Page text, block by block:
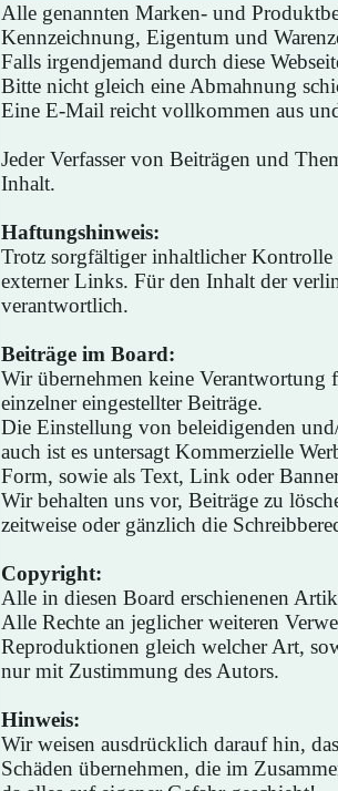
Alle genannten Marken- und
Kennzeichnung, Eigentum und
Falls irgendjemand durch diese
Bitte nicht gleich eine Abmahnung
Eine E-Mail reicht vollkommen aus
Jeder Verfasser von Beiträgen und
Inhalt.
Haftungshinweis:
Trotz sorgfältiger inhaltlicher
externer Links. Für den Inhalt der
verantwortlich.
Beiträge im Board:
Wir übernehmen keine
einzelner eingestellter Beiträge.
Die Einstellung von beleidigenden
auch ist es untersagt Kommerzielle
Form, sowie als Text, Link oder
Wir behalten uns vor, Beiträge zu
zeitweise oder gänzlich die
Copyright:
Alle in diesen Board erschienenen
Alle Rechte an jeglicher weiteren
Reproduktionen gleich welcher Art,
nur mit Zustimmung des Autors.
Hinweis:
Wir weisen ausdrücklich darauf hin,
Schäden übernehmen, die im